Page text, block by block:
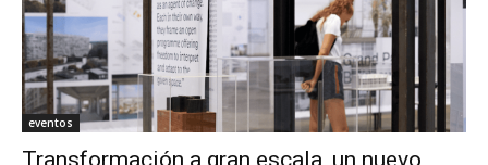
eventos
Transformación a gran escala, un nuevo